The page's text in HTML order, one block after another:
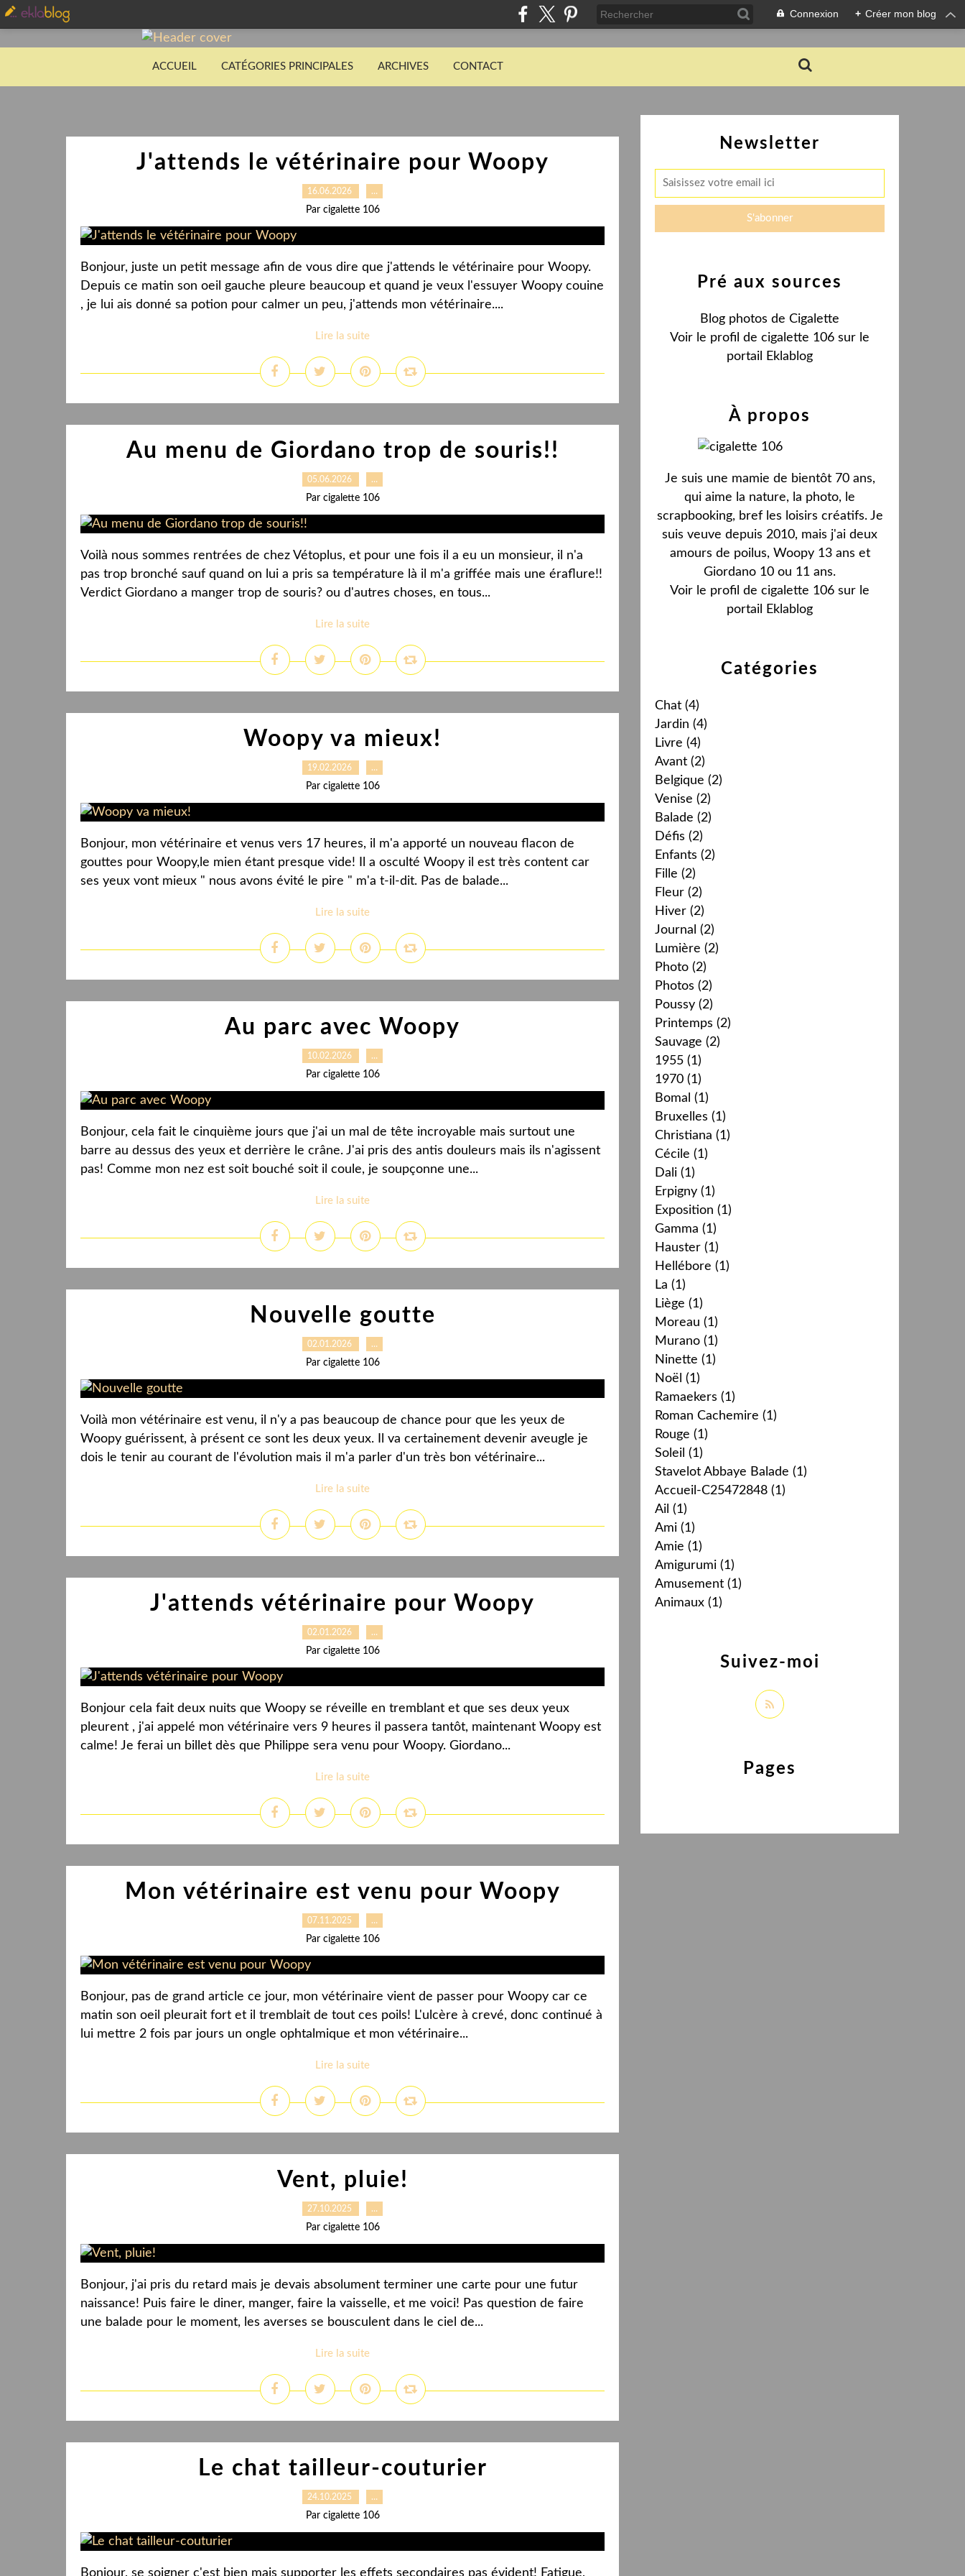
Connexion + Créer mon blog
ACCUEIL CATÉGORIES PRINCIPALES ARCHIVES CONTACT
J'attends le vétérinaire pour Woopy
16.06.2026 …
Par cigalette 106
Bonjour, juste un petit message afin de vous dire que j'attends le vétérinaire pour Woopy.
Depuis ce matin son oeil gauche pleure beaucoup et quand je veux l'essuyer Woopy couine
, je lui ais donné sa potion pour calmer un peu, j'attends mon vétérinaire....
Lire la suite
Au menu de Giordano trop de souris!!
05.06.2026 …
Par cigalette 106
Voilà nous sommes rentrées de chez Vétoplus, et pour une fois il a eu un monsieur, il n'a
pas trop bronché sauf quand on lui a pris sa température là il m'a griffée mais une éraflure!!
Verdict Giordano a manger trop de souris? ou d'autres choses, en tous...
Lire la suite
Woopy va mieux!
19.02.2026 …
Par cigalette 106
Bonjour, mon vétérinaire et venus vers 17 heures, il m'a apporté un nouveau flacon de
gouttes pour Woopy,le mien étant presque vide! Il a osculté Woopy il est très content car
ses yeux vont mieux " nous avons évité le pire " m'a t-il-dit. Pas de balade...
Lire la suite
Au parc avec Woopy
10.02.2026 …
Par cigalette 106
Bonjour, cela fait le cinquième jours que j'ai un mal de tête incroyable mais surtout une
barre au dessus des yeux et derrière le crâne. J'ai pris des antis douleurs mais ils n'agissent
pas! Comme mon nez est soit bouché soit il coule, je soupçonne une...
Lire la suite
Nouvelle goutte
02.01.2026 …
Par cigalette 106
Voilà mon vétérinaire est venu, il n'y a pas beaucoup de chance pour que les yeux de
Woopy guérissent, à présent ce sont les deux yeux. Il va certainement devenir aveugle je
dois le tenir au courant de l'évolution mais il m'a parler d'un très bon vétérinaire...
Lire la suite
J'attends vétérinaire pour Woopy
02.01.2026 …
Par cigalette 106
Bonjour cela fait deux nuits que Woopy se réveille en tremblant et que ses deux yeux
pleurent , j'ai appelé mon vétérinaire vers 9 heures il passera tantôt, maintenant Woopy est
calme! Je ferai un billet dès que Philippe sera venu pour Woopy. Giordano...
Lire la suite
Mon vétérinaire est venu pour Woopy
07.11.2025 …
Par cigalette 106
Bonjour, pas de grand article ce jour, mon vétérinaire vient de passer pour Woopy car ce
matin son oeil pleurait fort et il tremblait de tout ces poils! L'ulcère à crevé, donc continué à
lui mettre 2 fois par jours un ongle ophtalmique et mon vétérinaire...
Lire la suite
Vent, pluie!
27.10.2025 …
Par cigalette 106
Bonjour, j'ai pris du retard mais je devais absolument terminer une carte pour une futur
naissance! Puis faire le diner, manger, faire la vaisselle, et me voici! Pas question de faire
une balade pour le moment, les averses se bousculent dans le ciel de...
Lire la suite
Le chat tailleur-couturier
24.10.2025 …
Par cigalette 106
Bonjour, se soigner c'est bien mais supporter les effets secondaires pas évident! Fatigue,
Newsletter
Catégories
Chat (4)
Jardin (4)
Livre (4)
Avant (2)
Belgique (2)
Venise (2)
Balade (2)
Défis (2)
Enfants (2)
Fille (2)
Fleur (2)
Hiver (2)
Journal (2)
Lumière (2)
Photo (2)
Photos (2)
Poussy (2)
Printemps (2)
Sauvage (2)
1955 (1)
1970 (1)
Bomal (1)
Bruxelles (1)
Christiana (1)
Cécile (1)
Dali (1)
Erpigny (1)
Exposition (1)
Gamma (1)
Hauster (1)
Hellébore (1)
La (1)
Liège (1)
Moreau (1)
Murano (1)
Ninette (1)
Noël (1)
Ramaekers (1)
Roman Cachemire (1)
Rouge (1)
Soleil (1)
Stavelot Abbaye Balade (1)
Accueil-C25472848 (1)
Ail (1)
Ami (1)
Amie (1)
Amigurumi (1)
Amusement (1)
Animaux (1)
Pages
Pré aux sources
Blog photos de Cigalette
Voir le profil de cigalette 106 sur le
portail Eklablog
Suivez-moi
À propos
Je suis une mamie de bientôt 70 ans,
qui aime la nature, la photo, le
scrapbooking, bref les loisirs créatifs. Je
suis veuve depuis 2010, mais j'ai deux
amours de poilus, Woopy 13 ans et
Giordano 10 ou 11 ans.
Voir le profil de cigalette 106 sur le
portail Eklablog